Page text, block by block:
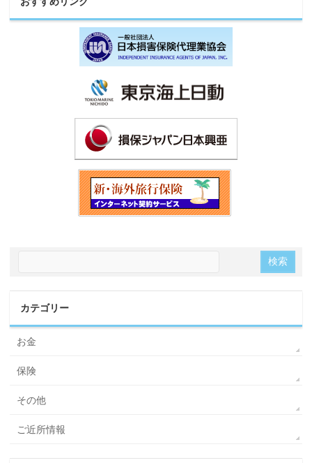
カテゴリー
お金
保険
その他
ご近所情報